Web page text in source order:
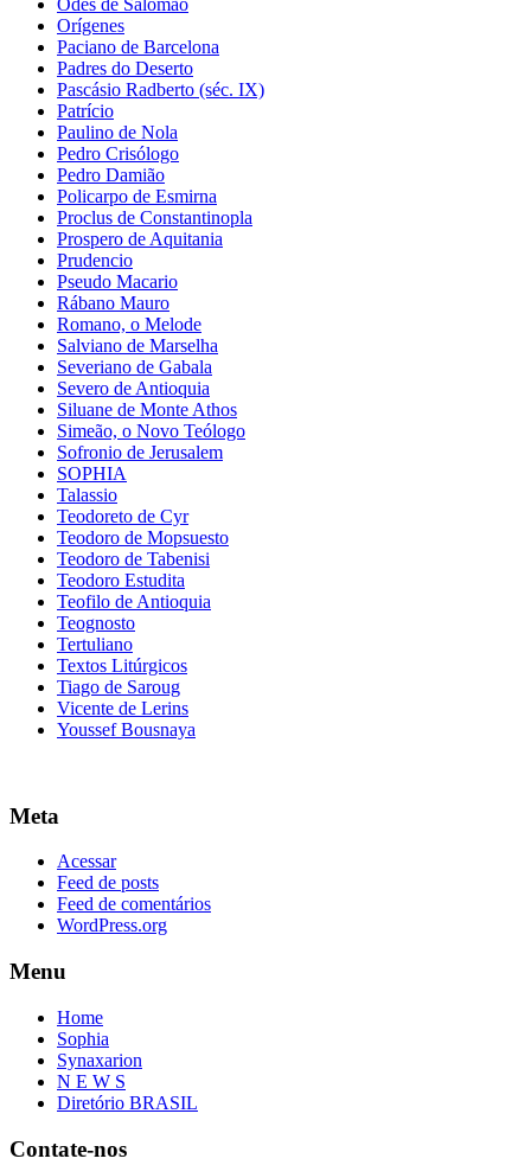
Odes de Salomão
Orígenes
Paciano de Barcelona
Padres do Deserto
Pascásio Radberto (séc. IX)
Patrício
Paulino de Nola
Pedro Crisólogo
Pedro Damião
Policarpo de Esmirna
Proclus de Constantinopla
Prospero de Aquitania
Prudencio
Pseudo Macario
Rábano Mauro
Romano, o Melode
Salviano de Marselha
Severiano de Gabala
Severo de Antioquia
Siluane de Monte Athos
Simeão, o Novo Teólogo
Sofronio de Jerusalem
SOPHIA
Talassio
Teodoreto de Cyr
Teodoro de Mopsuesto
Teodoro de Tabenisi
Teodoro Estudita
Teofilo de Antioquia
Teognosto
Tertuliano
Textos Litúrgicos
Tiago de Saroug
Vicente de Lerins
Youssef Bousnaya
Meta
Acessar
Feed de posts
Feed de comentários
WordPress.org
Menu
Home
Sophia
Synaxarion
N E W S
Diretório BRASIL
Contate-nos